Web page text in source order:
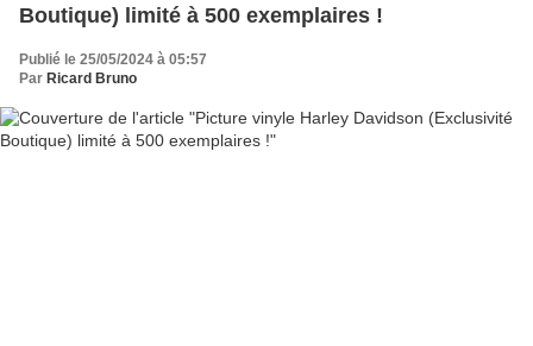
Boutique) limité à 500 exemplaires !
Publié le 25/05/2024 à 05:57
Par Ricard Bruno